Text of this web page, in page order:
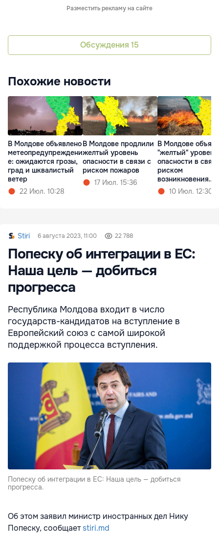
Разместить рекламу на сайте
Обсуждения 15
Похожие новости
В Молдове объявлено
метеопредупреждени
е: ожидаются грозы,
град и шквалистый
ветер
22 Июл. 10:28
В Молдове продлили
желтый уровень
опасности в связи с
риском пожаров
17 Июл. 15:36
В Молдове
"желтый" уровень
опасности в
риском
возникновения
пожаров
10 Июл. 12:30
Stiri 6 августа 2023, 11:00 22 788
Попеcку об интеграции в ЕС:
Наша цель — добиться
прогресса
Республика Молдова входит в число
государств-кандидатов на вступление в
Европейский союз с самой широкой
поддержкой процесса вступления.
Попеcку об интеграции в ЕС: Наша цель — добиться
прогресса.
Об этом заявил министр иностранных дел Нику
Попеску, сообщаетstiri.md